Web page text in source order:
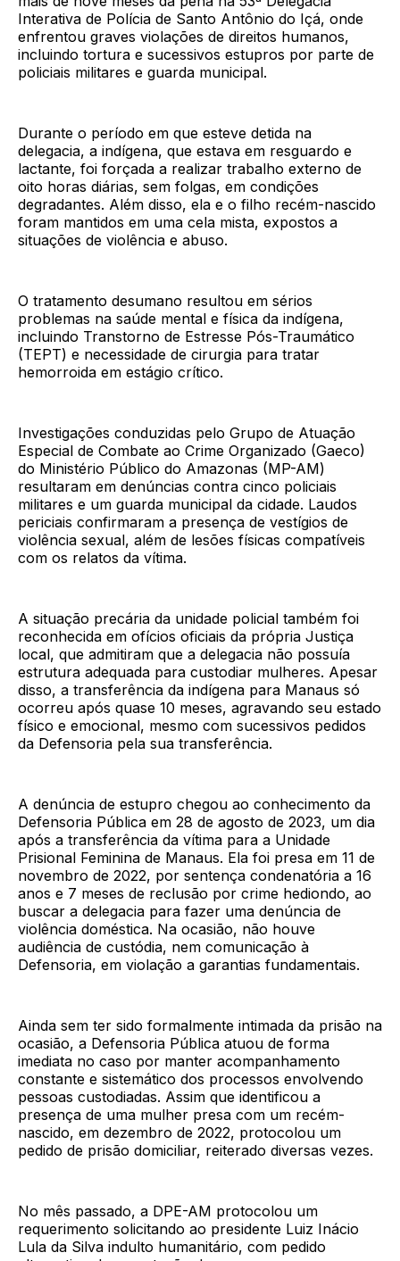
Interativa de Polícia de Santo Antônio do Içá, onde
enfrentou graves violações de direitos humanos,
incluindo tortura e sucessivos estupros por parte de
policiais militares e guarda municipal.
Durante o período em que esteve detida na
delegacia, a indígena, que estava em resguardo e
lactante, foi forçada a realizar trabalho externo de
oito horas diárias, sem folgas, em condições
degradantes. Além disso, ela e o filho recém-nascido
foram mantidos em uma cela mista, expostos a
situações de violência e abuso.
O tratamento desumano resultou em sérios
problemas na saúde mental e física da indígena,
incluindo Transtorno de Estresse Pós-Traumático
(TEPT) e necessidade de cirurgia para tratar
hemorroida em estágio crítico.
Investigações conduzidas pelo Grupo de Atuação
Especial de Combate ao Crime Organizado (Gaeco)
do Ministério Público do Amazonas (MP-AM)
resultaram em denúncias contra cinco policiais
militares e um guarda municipal da cidade. Laudos
periciais confirmaram a presença de vestígios de
violência sexual, além de lesões físicas compatíveis
com os relatos da vítima.
A situação precária da unidade policial também foi
reconhecida em ofícios oficiais da própria Justiça
local, que admitiram que a delegacia não possuía
estrutura adequada para custodiar mulheres. Apesar
disso, a transferência da indígena para Manaus só
ocorreu após quase 10 meses, agravando seu estado
físico e emocional, mesmo com sucessivos pedidos
da Defensoria pela sua transferência.
A denúncia de estupro chegou ao conhecimento da
Defensoria Pública em 28 de agosto de 2023, um dia
após a transferência da vítima para a Unidade
Prisional Feminina de Manaus. Ela foi presa em 11 de
novembro de 2022, por sentença condenatória a 16
anos e 7 meses de reclusão por crime hediondo, ao
buscar a delegacia para fazer uma denúncia de
violência doméstica. Na ocasião, não houve
audiência de custódia, nem comunicação à
Defensoria, em violação a garantias fundamentais.
Ainda sem ter sido formalmente intimada da prisão na
ocasião, a Defensoria Pública atuou de forma
imediata no caso por manter acompanhamento
constante e sistemático dos processos envolvendo
pessoas custodiadas. Assim que identificou a
presença de uma mulher presa com um recém-
nascido, em dezembro de 2022, protocolou um
pedido de prisão domiciliar, reiterado diversas vezes.
No mês passado, a DPE-AM protocolou um
requerimento solicitando ao presidente Luiz Inácio
Lula da Silva indulto humanitário, com pedido